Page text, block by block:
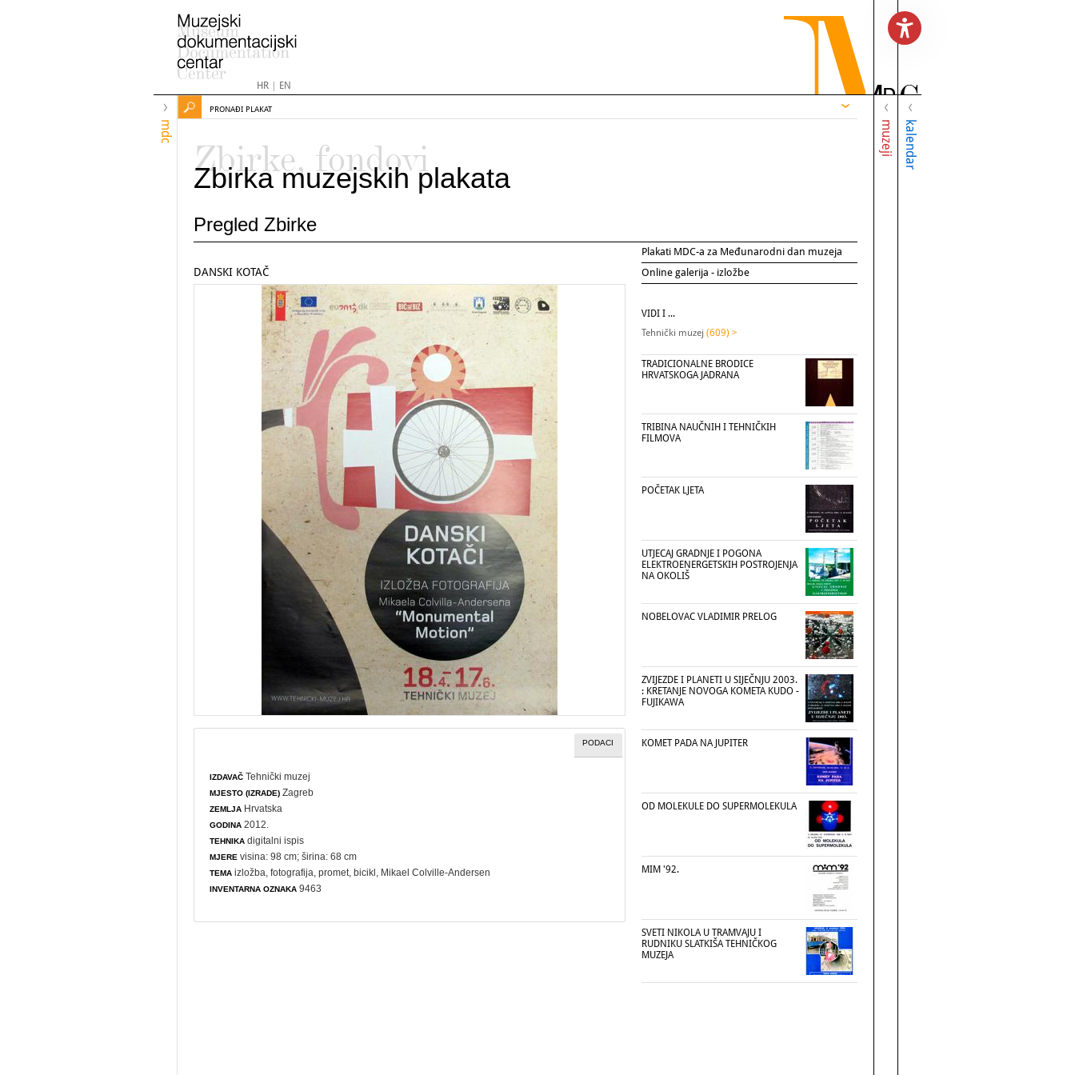
HR| EN
mdc muzeji kalendar
PRONAĐI PLAKAT
Zbirke, fondovi
Zbirka muzejskih plakata
Pregled Zbirke
Plakati MDC-a za Međunarodni dan muzeja
Online galerija - izložbe
DANSKI KOTAČ
PODACI
IZDAVAČ Tehnički muzej
MJESTO (IZRADE) Zagreb
ZEMLJA Hrvatska
GODINA 2012.
TEHNIKA digitalni ispis
MJERE visina: 98 cm; širina: 68 cm
TEMA izložba ,fotografija ,promet ,bicikl , Mikael Colville-Andersen
INVENTARNA OZNAKA 9463
VIDI I ...
Tehnički muzej (609) >
TRADICIONALNE BRODICE
HRVATSKOGA JADRANA
TRIBINA NAUČNIH I TEHNIČKIH
FILMOVA
POČETAK LJETA
UTJECAJ GRADNJE I POGONA
ELEKTROENERGETSKIH POSTROJENJA
NA OKOLIŠ
NOBELOVAC VLADIMIR PRELOG
ZVIJEZDE I PLANETI U SIJEČNJU 2003.
: KRETANJE NOVOGA KOMETA KUDO -
FUJIKAWA
KOMET PADA NA JUPITER
OD MOLEKULE DO SUPERMOLEKULA
MIM '92.
SVETI NIKOLA U TRAMVAJU I
RUDNIKU SLATKIŠA TEHNIČKOG
MUZEJA